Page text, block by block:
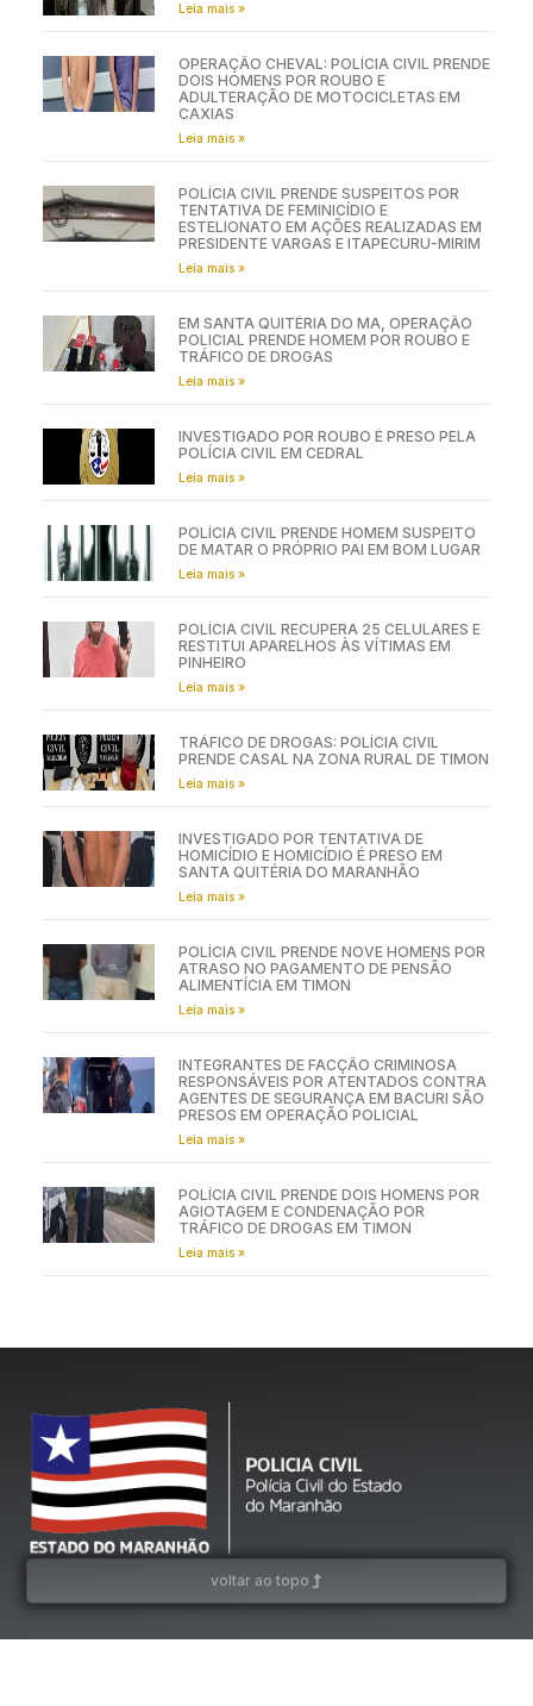
Leia mais »
OPERAÇÃO CHEVAL: POLÍCIA CIVIL PRENDE
DOIS HOMENS POR ROUBO E
ADULTERAÇÃO DE MOTOCICLETAS EM
CAXIAS
Leia mais »
POLÍCIA CIVIL PRENDE SUSPEITOS POR
TENTATIVA DE FEMINICÍDIO E
ESTELIONATO EM AÇÕES REALIZADAS EM
PRESIDENTE VARGAS E ITAPECURU-MIRIM
Leia mais »
EM SANTA QUITÉRIA DO MA, OPERAÇÃO
POLICIAL PRENDE HOMEM POR ROUBO E
TRÁFICO DE DROGAS
Leia mais »
INVESTIGADO POR ROUBO É PRESO PELA
POLÍCIA CIVIL EM CEDRAL
Leia mais »
POLÍCIA CIVIL PRENDE HOMEM SUSPEITO
DE MATAR O PRÓPRIO PAI EM BOM LUGAR
Leia mais »
POLÍCIA CIVIL RECUPERA 25 CELULARES E
RESTITUI APARELHOS ÀS VÍTIMAS EM
PINHEIRO
Leia mais »
TRÁFICO DE DROGAS: POLÍCIA CIVIL
PRENDE CASAL NA ZONA RURAL DE TIMON
Leia mais »
INVESTIGADO POR TENTATIVA DE
HOMICÍDIO E HOMICÍDIO É PRESO EM
SANTA QUITÉRIA DO MARANHÃO
Leia mais »
POLÍCIA CIVIL PRENDE NOVE HOMENS POR
ATRASO NO PAGAMENTO DE PENSÃO
ALIMENTÍCIA EM TIMON
Leia mais »
INTEGRANTES DE FACÇÃO CRIMINOSA
RESPONSÁVEIS POR ATENTADOS CONTRA
AGENTES DE SEGURANÇA EM BACURI SÃO
PRESOS EM OPERAÇÃO POLICIAL
Leia mais »
POLÍCIA CIVIL PRENDE DOIS HOMENS POR
AGIOTAGEM E CONDENAÇÃO POR
TRÁFICO DE DROGAS EM TIMON
Leia mais »
voltar ao topo